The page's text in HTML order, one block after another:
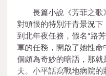
長篇小說《芳菲之
對頭恨的特別汗青景況下
到北年夜任務，假名“路
軍的任務，開啟了她性
個頗為奇妙的暗語，那
夫。小平話寫戰地病院